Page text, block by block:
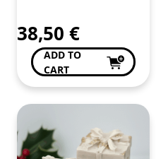
38,50 €
ADD TO
CART